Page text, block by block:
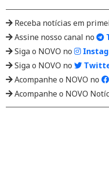
Receba notícias em
Assine nosso canal no
Siga o NOVO no
Siga o NOVO no
Acompanhe o NOVO no
Acompanhe o NOVO